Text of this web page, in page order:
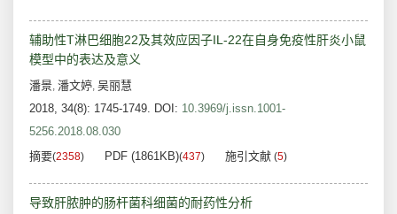
辅助性T淋巴细胞22及其效应因子IL-22在自身免疫性肝炎小鼠
模型中的表达及意义
潘景, 潘文婷, 吴丽慧
2018, 34(8): 1745-1749. DOI: 10.3969/j.issn.1001-
5256.2018.08.030
摘要(2358) PDF (1861KB)(437) 施引文献 (5)
导致肝脓肿的肠杆菌科细菌的耐药性分析